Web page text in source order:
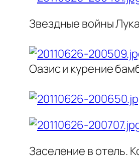
Звездные войны
Оазис и курение
Заселение в отель.